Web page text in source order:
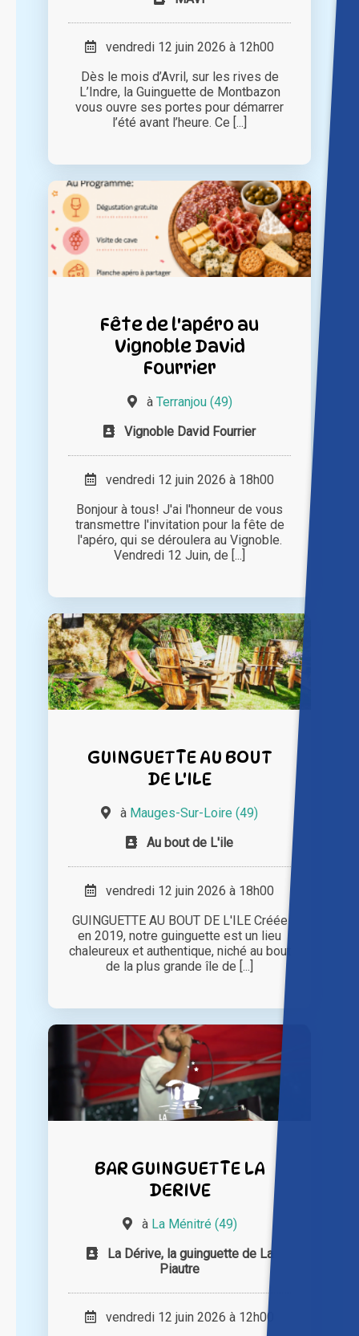
vendredi 12 juin 2026 à 12h00
Dès le mois d’Avril, sur les rives de
L’Indre, la Guinguette de Montbazon
vous ouvre ses portes pour démarrer
l’été avant l’heure. Ce [...]
Fête de l'apéro au
Vignoble David
Fourrier
à Terranjou (49)
Vignoble David Fourrier
vendredi 12 juin 2026 à 18h00
Bonjour à tous! J'ai l'honneur de vous
transmettre l'invitation pour la fête de
l'apéro, qui se déroulera au Vignoble.
Vendredi 12 Juin, de [...]
GUINGUETTE AU BOUT
DE L'ILE
à Mauges-Sur-Loire (49)
Au bout de L'ile
vendredi 12 juin 2026 à 18h00
GUINGUETTE AU BOUT DE L'ILE Créée
en 2019, notre guinguette est un lieu
chaleureux et authentique, niché au bout
de la plus grande île de [...]
BAR GUINGUETTE LA
DERIVE
à La Ménitré (49)
La Dérive, la guinguette de La
Piautre
vendredi 12 juin 2026 à 12h00